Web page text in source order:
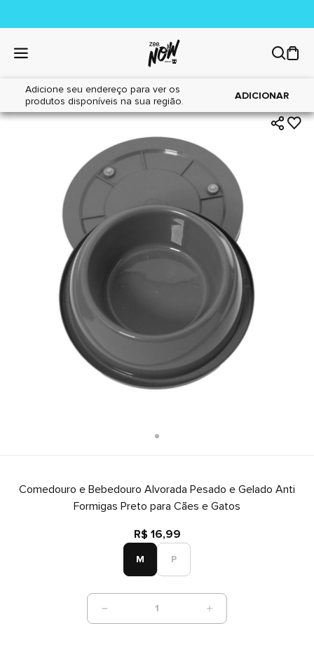
Adicione seu endereço para ver os
produtos disponíveis na sua região.
ADICIONAR
Home|Cães|Acessórios
Comedouro e Bebedouro Alvorada Pesado e Gelado Anti
Formigas Preto para Cães e Gatos
R$ 16,99
M P
1